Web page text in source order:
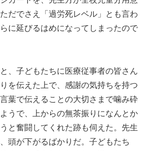
だでさえ「過労死レベル」とも言わ
に延びるはめになってしまったので
、子どもたちに医療従事者の皆さん
を伝えた上で、感謝の気持ちを持つ
葉で伝えることの大切さまで噛み砕
うで、上からの無茶振りになんとか
と奮闘してくれた跡も伺えた。先生
頭が下がるばかりだ。子どもたち